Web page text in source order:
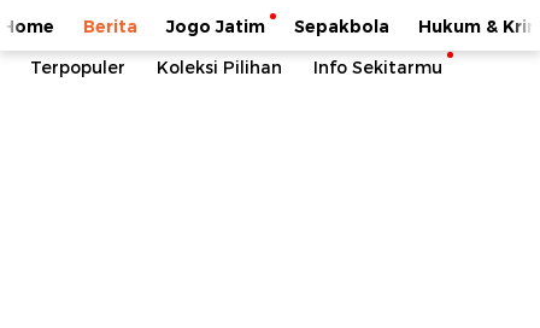
Home Berita Jogo Jatim Sepakbola
Hukum &
Terpopuler
Koleksi Pilihan Info Sekitarmu